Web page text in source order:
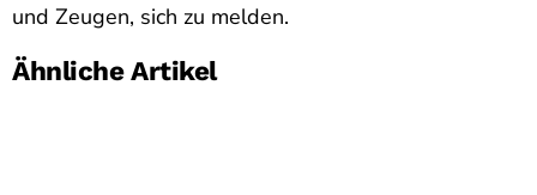
und Zeugen, sich zu melden.
Ähnliche Artikel